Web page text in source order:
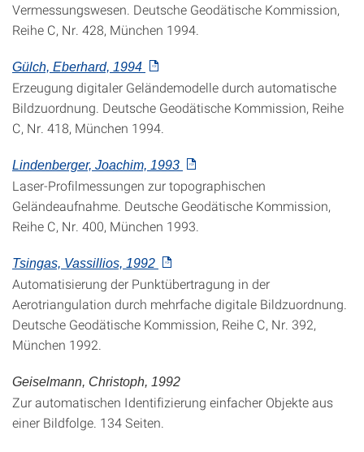
Vermessungswesen. Deutsche Geodätische Kommission,
Reihe C, Nr. 428, München 1994.
Gülch, Eberhard, 1994
Erzeugung digitaler Geländemodelle durch automatische
Bildzuordnung. Deutsche Geodätische Kommission, Reihe
C, Nr. 418, München 1994.
Lindenberger, Joachim, 1993
Laser-Profilmessungen zur topographischen
Geländeaufnahme. Deutsche Geodätische Kommission,
Reihe C, Nr. 400, München 1993.
Tsingas, Vassillios, 1992
Automatisierung der Punktübertragung in der
Aerotriangulation durch mehrfache digitale Bildzuordnung.
Deutsche Geodätische Kommission, Reihe C, Nr. 392,
München 1992.
Geiselmann, Christoph, 1992
Zur automatischen Identifizierung einfacher Objekte aus
einer Bildfolge. 134 Seiten.